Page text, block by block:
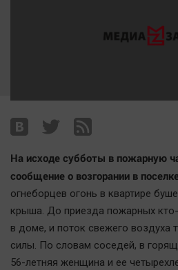
Курилка
Поиск
Архив
Наша победа
Общество
Политика
Экономика
На исходе субботы в пожарную
сообщение о возгорании в
огнеборцев огонь в квартире
крыша. До приезда пожарных
в доме, и поток свежего воздуха
силы. По словам соседей, в
56-летняя женщина и ее